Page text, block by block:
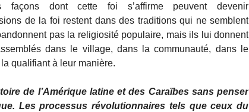
façons dont cette foi s’affirme peuvent devenir
de la foi restent dans des traditions qui ne semblent
pas la religiosité populaire, mais ils lui donnent
dans le village, dans la communauté, dans le
qualifiant à leur manière.
de l’Amérique latine et des Caraïbes sans penser
Les processus révolutionnaires tels que ceux du